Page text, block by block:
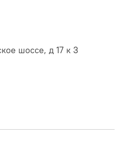
шоссе, д 17 к 3